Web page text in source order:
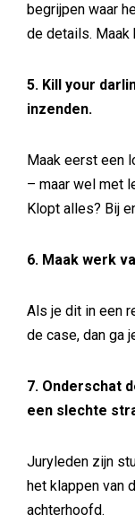
begrijpen waar
de details. Maak
5. Kill your
inzenden.
Maak eerst een
– maar wel met
Klopt alles? Bij
6. Maak werk
Als je dit in een
de case, dan ga
7. Onderschat
een slechte
Juryleden zijn
het klappen van
achterhoofd.